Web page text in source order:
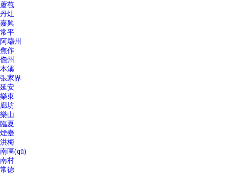
蘆苞
丹灶
嘉興
常平
阿壩州
焦作
儋州
本溪
張家界
延安
樂東
廊坊
樂山
臨夏
煙臺
洪梅
南區(qū)
南村
常德